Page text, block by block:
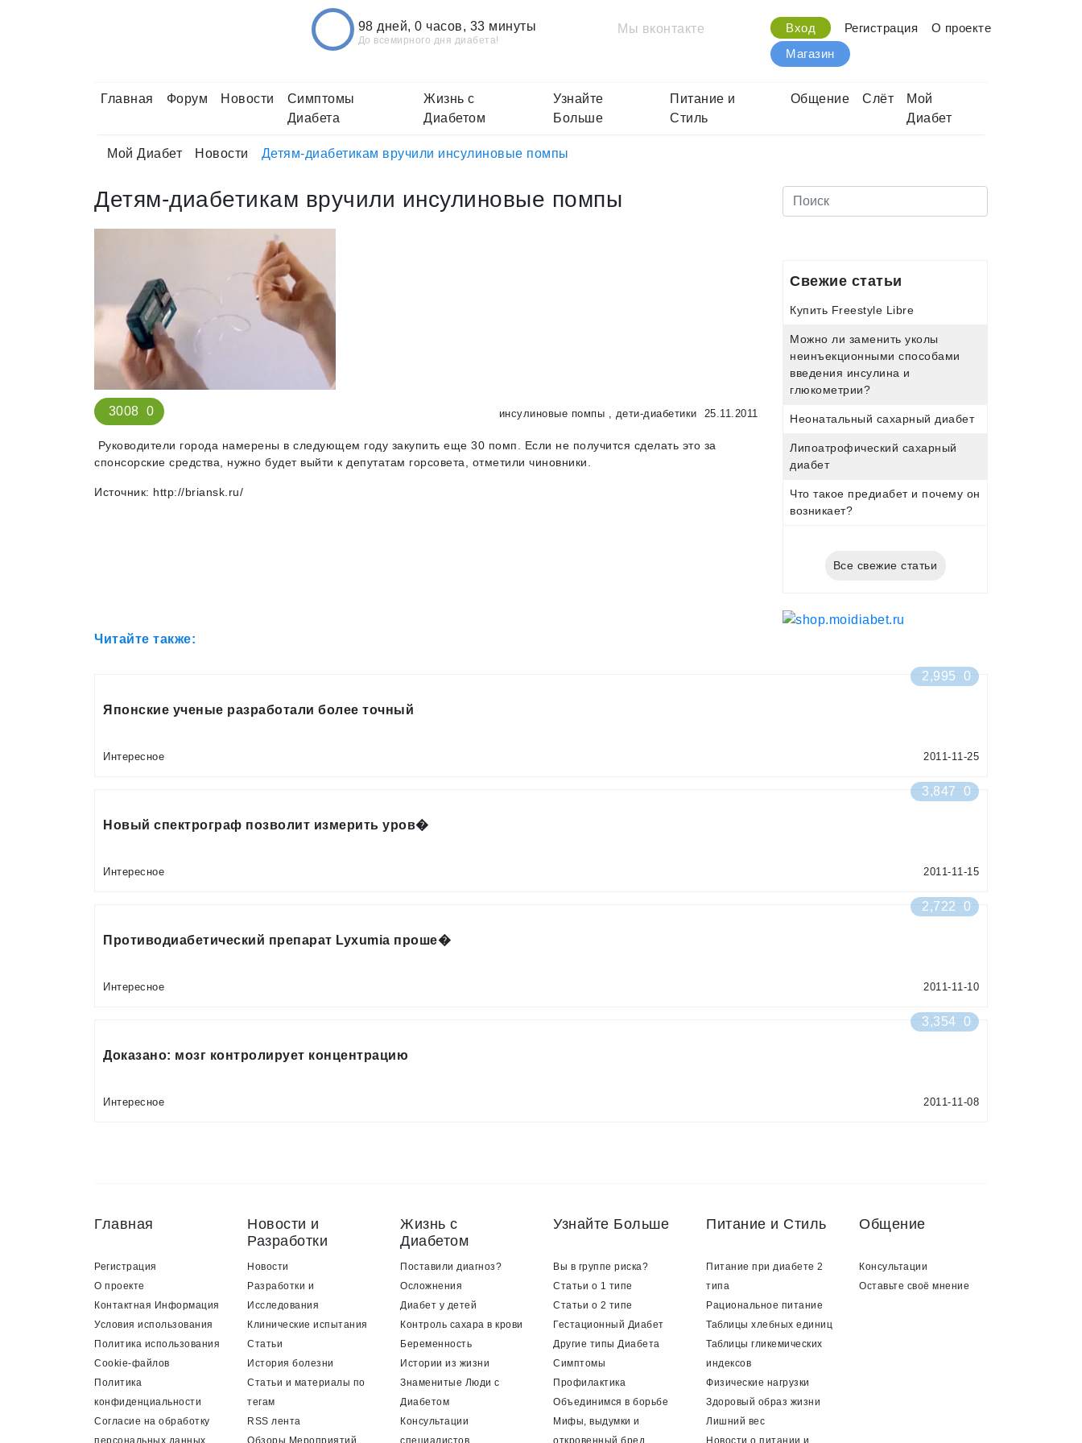
98 дней, 0 часов, 33 минуты
До всемирного дня диабета!
Мы вконтакте Вход Регистрация
О проекте
Магазин
Главная Форум Новости
Симптомы
Диабета
Жизнь с
Диабетом
Узнайте
Больше
Питание и
Стиль
Общение Слёт
Мой
Диабет
Мой Диабет Новости Детям-диабетикам вручили инсулиновые помпы
Детям-диабетикам вручили инсулиновые помпы
3008 0 инсулиновые помпы , дети-диабетики 25.11.2011
Руководители города намерены в следующем году закупить еще 30 помп. Если не получится сделать это за
спонсорские средства, нужно будет выйти к депутатам горсовета, отметили чиновники.
Источник: http://briansk.ru/
Свежие статьи
Купить Freestyle Libre
Можно ли заменить уколы
неинъекционными способами
введения инсулина и
глюкометрии?
Неонатальный сахарный диабет
Липоатрофический сахарный
диабет
Что такое предиабет и почему он
возникает?
Все свежие статьи
Читайте также:
2,995 0
Японские ученые разработали более точный
Интересное 2011-11-25
3,847 0
Новый спектрограф позволит измерить уров�
Интересное 2011-11-15
2,722 0
Противодиабетический препарат Lyxumia проше�
Интересное 2011-11-10
3,354 0
Доказано: мозг контролирует концентрацию
Интересное 2011-11-08
Главная
Регистрация
О проекте
Контактная Информация
Условия использования
Политика использования
Cookie-файлов
Политика
конфиденциальности
Согласие на обработку
персональных данных
Новости и
Разработки
Новости
Разработки и
Исследования
Клинические испытания
Статьи
История болезни
Статьи и материалы по
тегам
RSS лента
Обзоры Мероприятий
Жизнь с
Диабетом
Поставили диагноз?
Осложнения
Диабет у детей
Контроль сахара в крови
Беременность
Истории из жизни
Знаменитые Люди с
Диабетом
Консультации
специалистов
Узнайте Больше
Вы в группе риска?
Статьи о 1 типе
Статьи о 2 типе
Гестационный Диабет
Другие типы Диабета
Симптомы
Профилактика
Объединимся в борьбе
Мифы, выдумки и
откровенный бред
Питание и Стиль
Питание при диабете 2
типа
Рациональное питание
Таблицы хлебных единиц
Таблицы гликемических
индексов
Физические нагрузки
Здоровый образ жизни
Лишний вес
Новости о питании и
Общение
Консультации
Оставьте своё мнение